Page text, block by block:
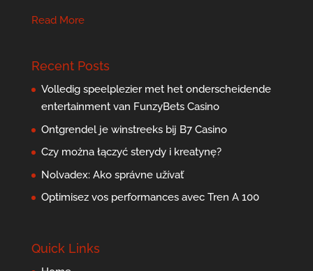
Read More
Recent Posts
Volledig speelplezier met het onderscheidende
entertainment van FunzyBets Casino
Ontgrendel je winstreeks bij B7 Casino
Czy można łączyć sterydy i kreatynę?
Nolvadex: Ako správne užívať
Optimisez vos performances avec Tren A 100
Quick Links